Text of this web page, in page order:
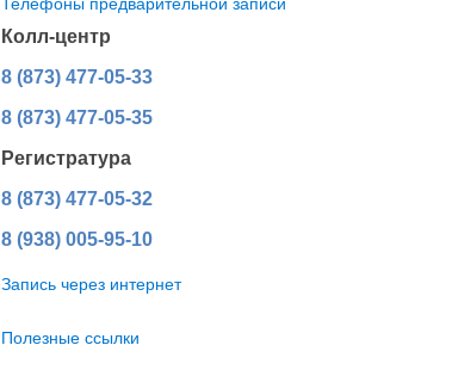
Телефоны предварительной записи
Колл-центр
8 (873) 477-05-33
8 (873) 477-05-35
Регистратура
8 (873) 477-05-32
8 (938) 005-95-10
Запись через интернет
Полезные ссылки